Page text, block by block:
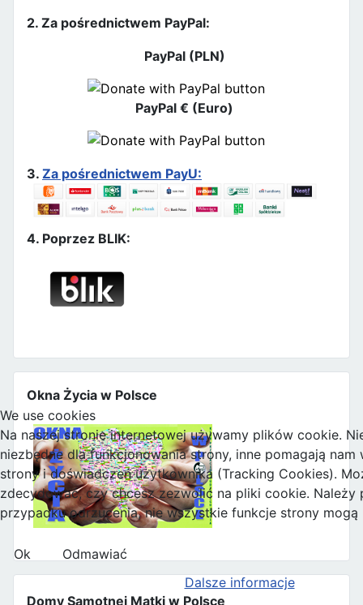
2. Za pośrednictwem PayPal:
PayPal (PLN)
PayPal € (Euro)
3. Za pośrednictwem PayU:
4. Poprzez BLIK:
Okna Życia w Polsce
Domy Samotnej Matki w Polsce
We use cookies
Na naszej stronie internetowej używamy plików cookie.
niezbędne dla funkcjonowania strony, inne pomagają nam
strony i doświadczeń użytkownika (Tracking Cookies).
zdecydować, czy chcesz zezwolić na pliki cookie. Należy
przypadku odrzucenia, nie wszystkie funkcje strony
Ok
Odmawiać
Dalsze informacje